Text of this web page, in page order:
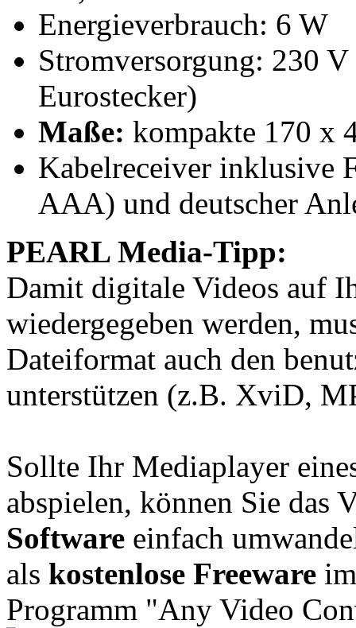
Energieverbrauch: 6 W
Stromversorgung: 230
Eurostecker)
Maße: kompakte 170 x
Kabelreceiver inklusive
AAA) und deutscher
PEARL Media-Tipp:
Damit digitale Videos auf
wiedergegeben werden,
Dateiformat auch den
unterstützen (z.B. XviD,
Sollte Ihr Mediaplayer
abspielen, können Sie
Software einfach
als kostenlose Freeware
Programm "Any Video